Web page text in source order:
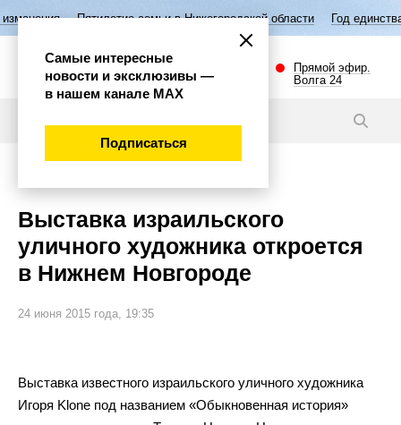
семьи в Нижегородской области Год единства народов
Прямой эфир.
Волга 24
Выставка израильского
уличного художника откроется
в Нижнем Новгороде
24 июня 2015 года, 19:35
Выставка известного израильского уличного художника
Игоря Klone под названием «Обыкновенная история»
Самые интересные
новости и эксклюзивы —
в нашем канале МАХ
Подписаться